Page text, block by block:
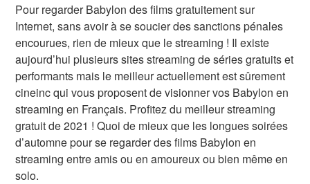
Pour regarder Babylon des films gratuitement sur
Internet, sans avoir à se soucier des sanctions pénales
encourues, rien de mieux que le streaming ! Il existe
aujourd’hui plusieurs sites streaming de séries gratuits et
performants mais le meilleur actuellement est sûrement
cineinc qui vous proposent de visionner vos Babylon en
streaming en Français. Profitez du meilleur streaming
gratuit de 2021 ! Quoi de mieux que les longues soirées
d’automne pour se regarder des films Babylon en
streaming entre amis ou en amoureux ou bien même en
solo.